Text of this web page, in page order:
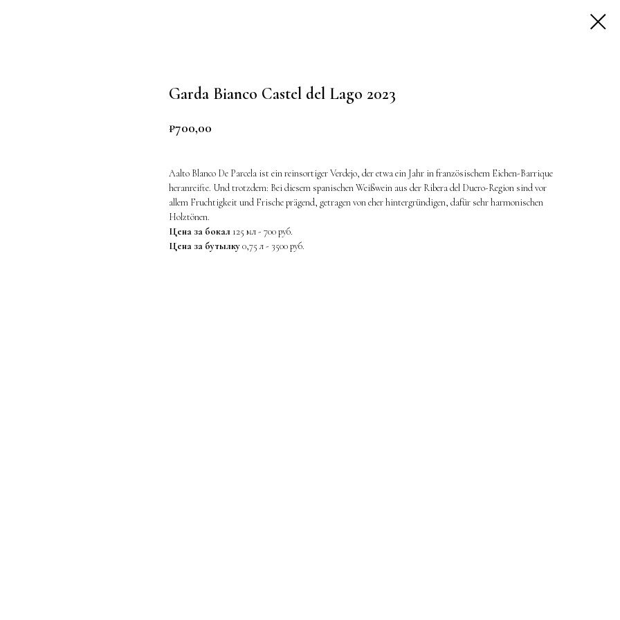
Garda Bianco Castel del Lago 2023
₽700,00
Aalto Blanco De Parcela ist ein reinsortiger Verdejo, der etwa ein Jahr in französischem Eichen-Barrique
heranreifte. Und trotzdem: Bei diesem spanischen Weißwein aus der Ribera del Duero-Region sind vor
allem Fruchtigkeit und Frische prägend, getragen von eher hintergründigen, dafür sehr harmonischen
Holztönen.
Цена за бокал 125 мл - 700 руб.
Цена за бутылку0,75 л - 3500 руб.